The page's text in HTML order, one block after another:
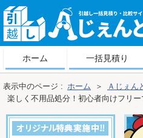
越しＡじぇんと
ホーム 一括見積り
表示中のページ : ホーム ＞ Ａじぇん
楽しく不用品処分！初心者向けフリ